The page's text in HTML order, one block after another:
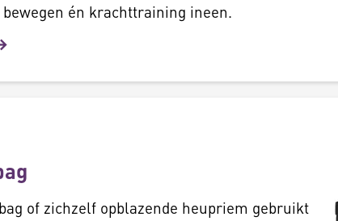
én krachttraining ineen.
of zichzelf opblazende heupriem gebruikt